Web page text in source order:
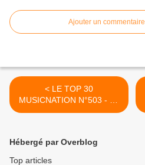
Ajouter un commentaire
< LE TOP 30
MUSICNATION N°503 - 02
FÉVRIER 2025
Hébergé par Overblog
Top articles